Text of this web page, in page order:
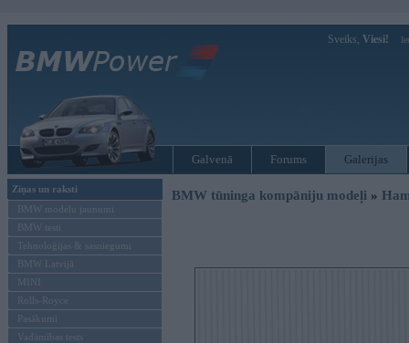
Sveiks, Viesi!
Galvenā Forums Galerijas
Ziņas un raksti
BMW modeļu jaunumi
BMW testi
Tehnoloģijas & sasniegumi
BMW Latvijā
MINI
Rolls-Royce
Pasākumi
Vadāmības tests
BMW tūninga kompāniju modeļi »